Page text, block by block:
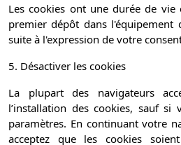
Les cookies ont une durée de
premier dépôt dans l'équipement
suite à l'expression de votre
5. Désactiver les cookies
La plupart des navigateurs
l’installation des cookies, sauf
paramètres. En continuant votre
acceptez que les cookies